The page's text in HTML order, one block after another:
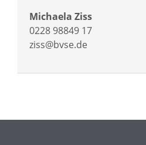
Michaela Ziss
0228 98849 17
ziss@bvse.de